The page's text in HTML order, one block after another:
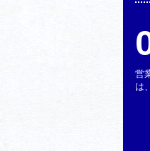
営
は